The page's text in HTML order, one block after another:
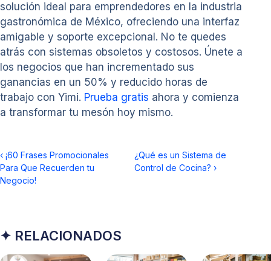
solución ideal para emprendedores en la industria
gastronómica de México, ofreciendo una interfaz
amigable y soporte excepcional. No te quedes
atrás con sistemas obsoletos y costosos. Únete a
los negocios que han incrementado sus
ganancias en un 50% y reducido horas de
trabajo con Yimi. Prueba gratis ahora y comienza
a transformar tu mesón hoy mismo.
‹ ¡60 Frases Promocionales
Para Que Recuerden tu
Negocio!
¿Qué es un Sistema de
Control de Cocina? ›
✦ RELACIONADOS